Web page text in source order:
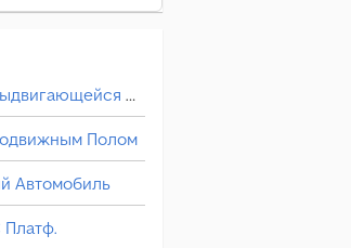
Прицеп С Выдвигающейся Передней Стенкой
Полом
Автомобиль